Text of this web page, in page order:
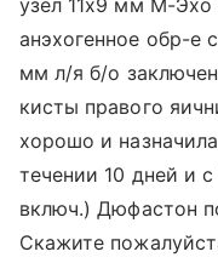
узел 11х9 мм М-
анэхогенное обр-е
мм л/я б/о
кисты правого
хорошо и
течении 10 дней и с
включ.) Дюфастон
Скажите